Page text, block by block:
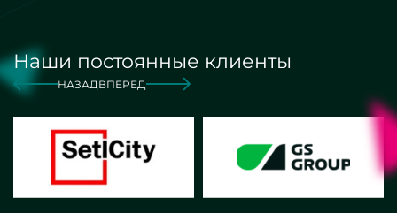
Наши постоянные клиенты
НАЗАД ВПЕРЕД